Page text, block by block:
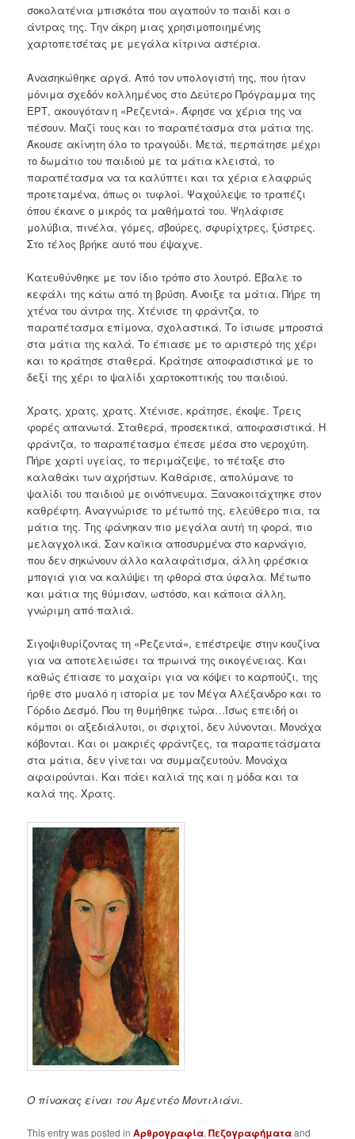
σοκολατένια μπισκότα που αγαπούν το παιδί και ο
άντρας της. Την άκρη μιας χρησιμοποιημένης
χαρτοπετσέτας με μεγάλα κίτρινα αστέρια.
Ανασηκώθηκε αργά. Από τον υπολογιστή της, που ήταν
μόνιμα σχεδόν κολλημένος στο Δεύτερο Πρόγραμμα της
ΕΡΤ, ακουγόταν η «Ρεζεντά». Άφησε να χέρια της να
πέσουν. Μαζί τους και το παραπέτασμα στα μάτια της.
Άκουσε ακίνητη όλο το τραγούδι. Μετά, περπάτησε μέχρι
το δωμάτιο του παιδιού με τα μάτια κλειστά, το
παραπέτασμα να τα καλύπτει και τα χέρια ελαφρώς
προτεταμένα, όπως οι τυφλοί. Ψαχούλεψε το τραπέζι
όπου έκανε ο μικρός τα μαθήματά του. Ψηλάφισε
μολύβια, πινέλα, γόμες, σβούρες, σφυρίχτρες, ξύστρες.
Στο τέλος βρήκε αυτό που έψαχνε.
Κατευθύνθηκε με τον ίδιο τρόπο στο λουτρό. Έβαλε το
κεφάλι της κάτω από τη βρύση. Άνοιξε τα μάτια. Πήρε τη
χτένα του άντρα της. Χτένισε τη φράντζα, το
παραπέτασμα επίμονα, σχολαστικά. Το ίσιωσε μπροστά
στα μάτια της καλά. Το έπιασε με το αριστερό της χέρι
και το κράτησε σταθερά. Κράτησε αποφασιστικά με το
δεξί της χέρι το ψαλίδι χαρτοκοπτικής του παιδιού.
Χρατς, χρατς, χρατς. Χτένισε, κράτησε, έκοψε. Τρεις
φορές απανωτά. Σταθερά, προσεκτικά, αποφασιστικά. Η
φράντζα, το παραπέτασμα έπεσε μέσα στο νεροχύτη.
Πήρε χαρτί υγείας, το περιμάζεψε, το πέταξε στο
καλαθάκι των αχρήστων. Καθάρισε, απολύμανε το
ψαλίδι του παιδιού με οινόπνευμα. Ξανακοιτάχτηκε στον
καθρέφτη. Αναγνώρισε το μέτωπό της, ελεύθερο πια, τα
μάτια της. Της φάνηκαν πιο μεγάλα αυτή τη φορά, πιο
μελαγχολικά. Σαν καϊκια αποσυρμένα στο καρνάγιο,
που δεν σηκώνουν άλλο καλαφάτισμα, άλλη φρέσκια
μπογιά για να καλύψει τη φθορά στα ύφαλα. Μέτωπο
και μάτια της θύμισαν, ωστόσο, και κάποια άλλη,
γνώριμη από παλιά.
Σιγοψιθυρίζοντας τη «Ρεζεντά», επέστρεψε στην κουζίνα
για να αποτελειώσει τα πρωινά της οικογένειας. Και
καθώς έπιασε το μαχαίρι για να κόψει το καρπούζι, της
ήρθε στο μυαλό η ιστορία με τον Μέγα Αλέξανδρο και το
Γόρδιο Δεσμό. Που τη θυμήθηκε τώρα…Ίσως επειδή οι
κόμποι οι αξεδιάλυτοι, οι σφιχτοί, δεν λύνονται. Μονάχα
κόβονται. Και οι μακριές φράντζες, τα παραπετάσματα
στα μάτια, δεν γίνεται να συμμαζευτούν. Μονάχα
αφαιρούνται. Και πάει καλιά της και η μόδα και τα
καλά της. Χρατς.
Ο πίνακας είναι του Αμεντέο Μοντιλιάνι.
This entry was posted inΑρθρογραφία,Πεζογραφήματαand